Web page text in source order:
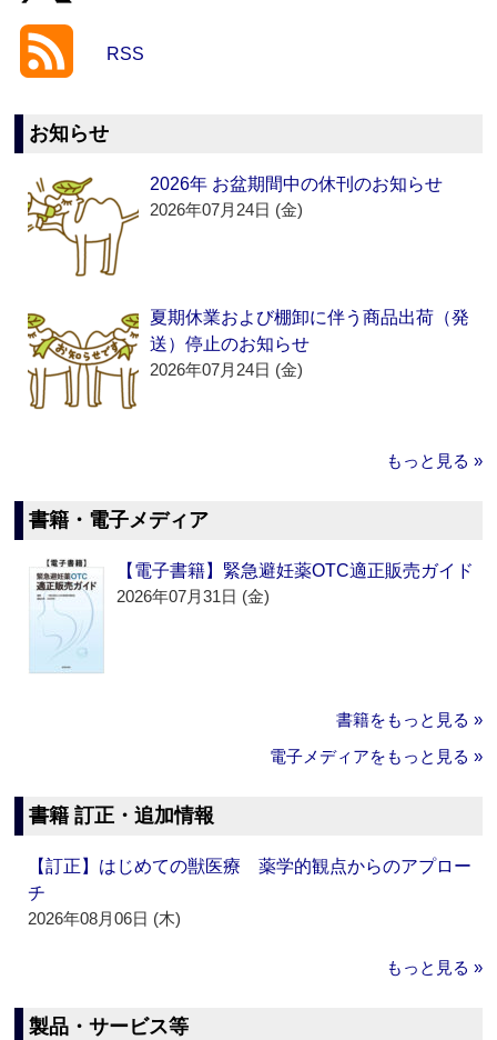
RSS
お知らせ
2026年 お盆期間中の休刊のお知らせ
2026年07月24日 (金)
夏期休業および棚卸に伴う商品出荷（発
送）停止のお知らせ
2026年07月24日 (金)
もっと見る »
書籍・電子メディア
【電子書籍】緊急避妊薬OTC適正販売ガイド
2026年07月31日 (金)
書籍をもっと見る »
電子メディアをもっと見る »
書籍 訂正・追加情報
【訂正】はじめての獣医療 薬学的観点からのアプロー
チ
2026年08月06日 (木)
もっと見る »
製品・サービス等